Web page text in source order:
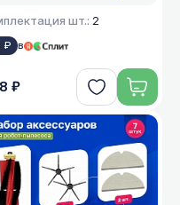
шт.: 2
₽ в
₽